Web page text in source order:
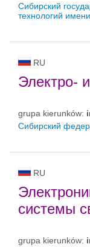
Сибирский
технологий
RU
Электро-
grupa kierunków:
Сибирский
RU
системы
grupa kierunków: